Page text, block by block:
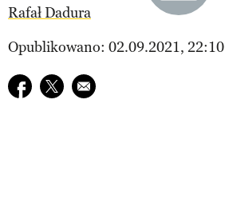
Rafał Dadura
Opublikowano: 02.09.2021, 22:10
Udostępnij na facebook
Udostępnij na twitter
E-mail do przyjaciela